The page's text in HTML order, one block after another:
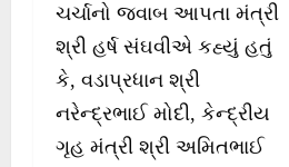
ચર્ચાનો જવાબ આપતા મંત્રી
શ્રી હર્ષ સંઘવીએ કહ્યું હતું
કે, વડાપ્રધાન શ્રી
નરેન્દ્રભાઈ મોદી, કેન્દ્રીય
ગૃહ મંત્રી શ્રી અમિતભાઈ